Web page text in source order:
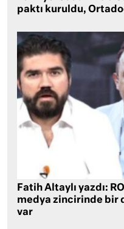
paktı kuruldu,
Fatih Altaylı yazdı:
medya zincirinde bir
var